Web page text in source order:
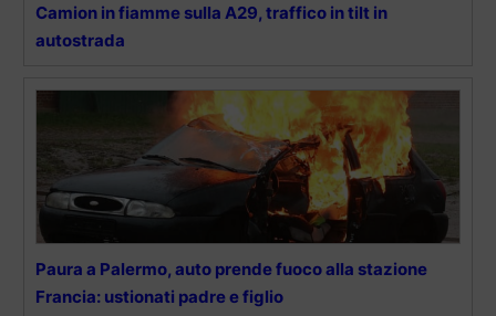
Camion in fiamme sulla A29, traffico in tilt in
autostrada
Paura a Palermo, auto prende fuoco alla stazione
Francia: ustionati padre e figlio